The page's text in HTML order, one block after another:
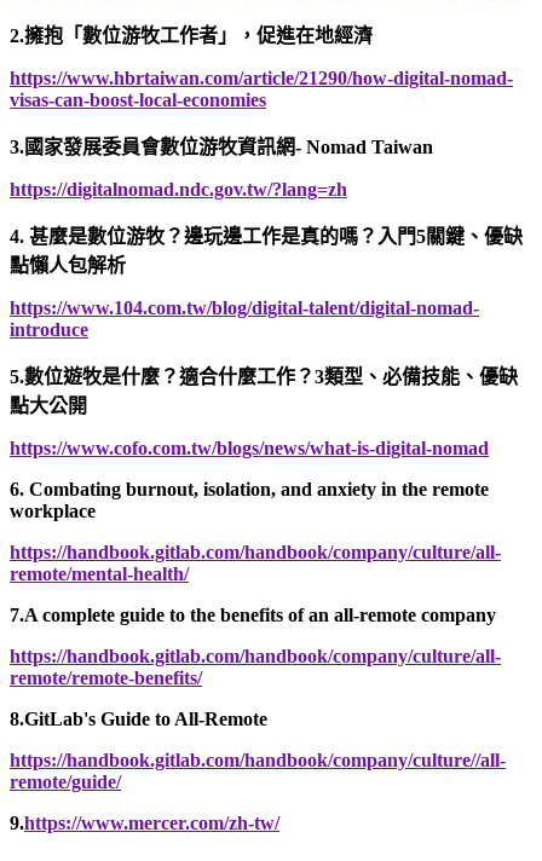
2.擁抱「數位游牧工作者」，促進在地經濟
https://www.hbrtaiwan.com/article/21290/how-digital-nomad-
visas-can-boost-local-economies
3.國家發展委員會數位游牧資訊網- Nomad Taiwan
https://digitalnomad.ndc.gov.tw/?lang=zh
4. 甚麼是數位游牧？邊玩邊工作是真的嗎？入門5關鍵、優缺
點懶人包解析
https://www.104.com.tw/blog/digital-talent/digital-nomad-
introduce
5.數位遊牧是什麼？適合什麼工作？3類型、必備技能、優缺
點大公開
https://www.cofo.com.tw/blogs/news/what-is-digital-nomad
6. Combating burnout, isolation, and anxiety in the remote
workplace
https://handbook.gitlab.com/handbook/company/culture/all-
remote/mental-health/
7.A complete guide to the benefits of an all-remote company
https://handbook.gitlab.com/handbook/company/culture/all-
remote/remote-benefits/
8.GitLab's Guide to All-Remote
https://handbook.gitlab.com/handbook/company/culture//all-
remote/guide/
9.https://www.mercer.com/zh-tw/